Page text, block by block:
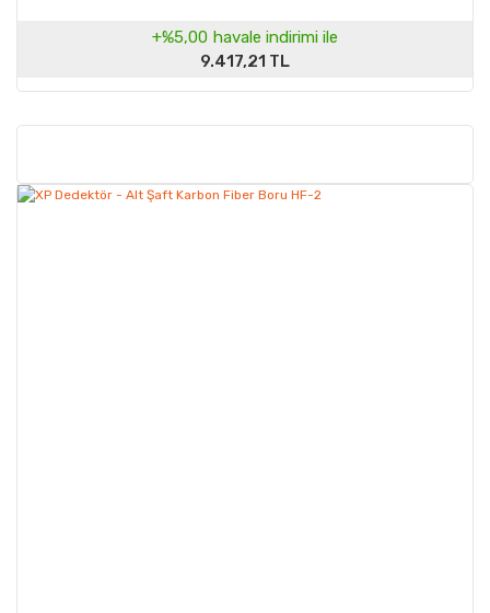
+%5,00 havale indirimi ile
9.417,21 TL